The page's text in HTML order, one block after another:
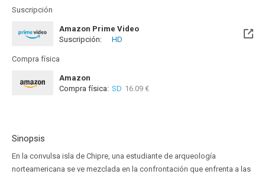
Suscripción
Amazon Prime Video
Suscripción:
HD
Compra física
Amazon
Compra física: SD 16.09 €
Sinopsis
En la convulsa isla de Chipre, una estudiante de arqueología
norteamericana se ve mezclada en la confrontación que enfrenta a las